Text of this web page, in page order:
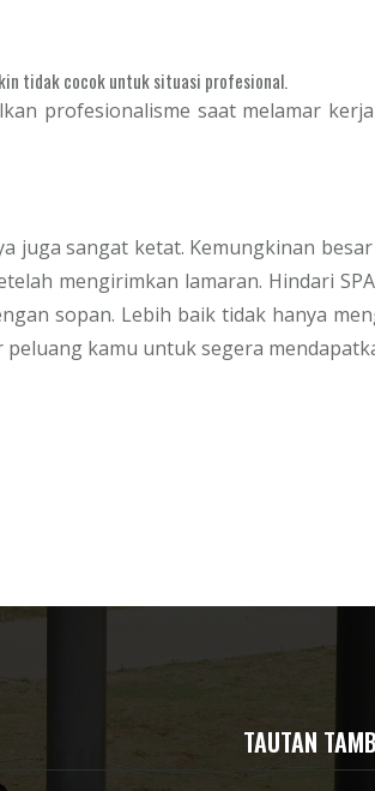
tidak cocok untuk situasi profesional.
profesionalisme saat melamar
sangat ketat. Kemungkinan
mengirimkan lamaran. Hindari
sopan. Lebih baik tidak hanya
kamu untuk segera
TAUTAN